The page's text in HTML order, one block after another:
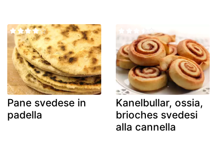
Pane svedese in
padella
Kanelbullar, ossia,
brioches svedesi
alla cannella